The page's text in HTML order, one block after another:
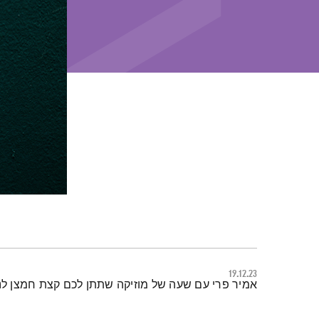
19.12.23
תמצית הפודקאסט
אמיר פרי עם שעה של מוזיקה שתתן לכם קצת חמצן